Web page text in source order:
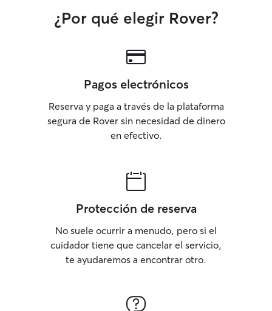
¿Por qué elegir Rover?
Pagos electrónicos
Reserva y paga a través de la plataforma
segura de Rover sin necesidad de dinero
en efectivo.
Protección de reserva
No suele ocurrir a menudo, pero si el
cuidador tiene que cancelar el servicio,
te ayudaremos a encontrar otro.